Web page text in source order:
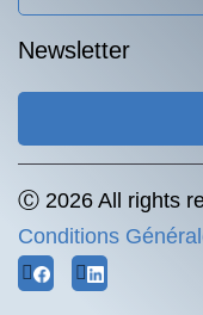
Newsletter
Ⓒ 2026 All rights
Conditions